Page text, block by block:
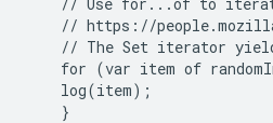
// https://
// The Set iterator
for (var item of
    log(item);
    }